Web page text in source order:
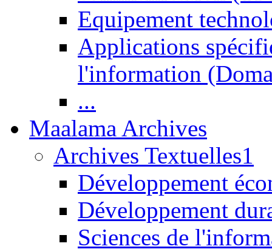
Equipement
Applications
l'information
...
Maalama Archives
Archives Textuelles1
Développement
Développement
Sciences de